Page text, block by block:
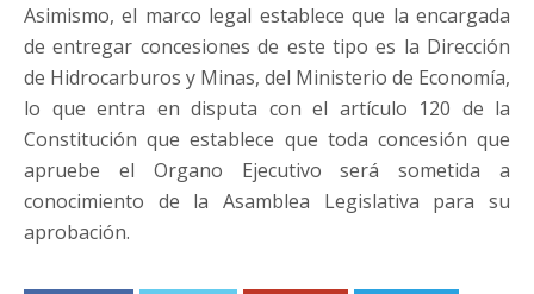
Asimismo, el marco legal establece que la encargada
de entregar concesiones de este tipo es la Dirección
de Hidrocarburos y Minas, del Ministerio de Economía,
lo que entra en disputa con el artículo 120 de la
Constitución que establece que toda concesión que
apruebe el Organo Ejecutivo será sometida a
conocimiento de la Asamblea Legislativa para su
aprobación.